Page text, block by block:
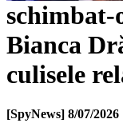
schimbat-
Bianca
culisele
[SpyNews] 8/07/2026